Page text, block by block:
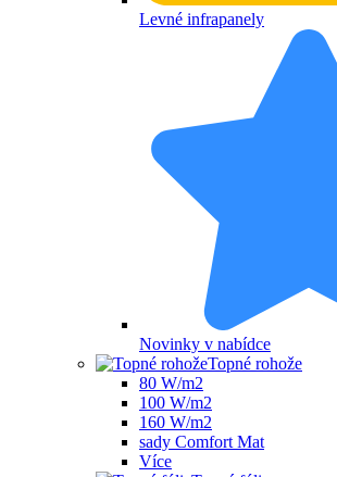
Levné infrapanely
Novinky v nabídce
Topné rohože
80 W/m2
100 W/m2
160 W/m2
sady Comfort Mat
Více